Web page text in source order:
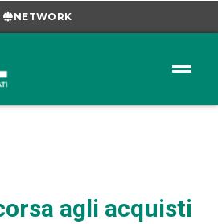
NETWORK
agli acquisti